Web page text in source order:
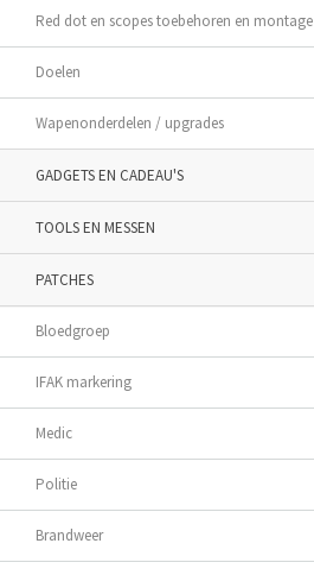
Red dot en scopes toebehoren en montage
Doelen
Wapenonderdelen / upgrades
GADGETS EN CADEAU'S
TOOLS EN MESSEN
PATCHES
Bloedgroep
IFAK markering
Medic
Politie
Brandweer